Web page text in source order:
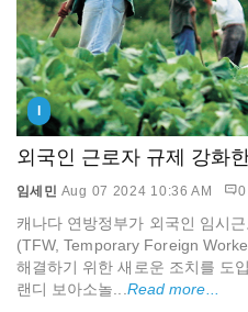
외국인 근로자 규제 강화
임세민 Aug 07 2024 10:36 AM 0
캐나다 연방정부가 외국인 임시
(TFW, Temporary Foreign
해결하기 위한 새로운 조치를 도
랜디 보아소놀...Read more...